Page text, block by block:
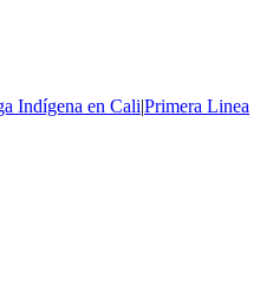
Indígena en Cali|Primera Linea